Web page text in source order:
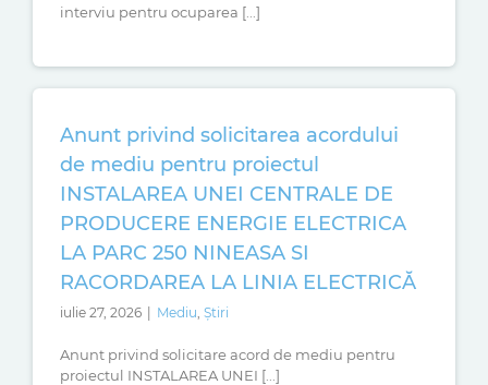
interviu pentru ocuparea [...]
Anunt privind solicitarea acordului
de mediu pentru proiectul
INSTALAREA UNEI CENTRALE DE
PRODUCERE ENERGIE ELECTRICA
LA PARC 250 NINEASA SI
RACORDAREA LA LINIA ELECTRICĂ
iulie 27, 2026 | Mediu Știri
Anunt privind solicitare acord de mediu pentru
proiectul INSTALAREA UNEI [...]